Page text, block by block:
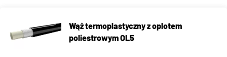
Wąż termoplastyczny z oplotem
poliestrowym OL5